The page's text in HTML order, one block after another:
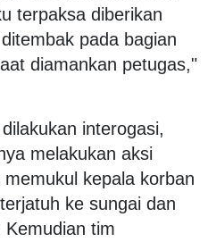
terpaksa diberikan
pada bagian
diamankan petugas,"
interogasi,
melakukan aksi
kepala korban
ke sungai dan
Kemudian tim